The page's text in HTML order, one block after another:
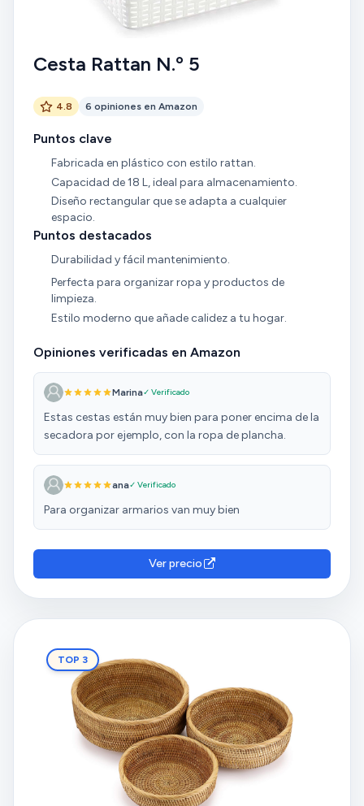
Cesta Rattan N.º 5
4.8 6 opiniones en Amazon
Puntos clave
Fabricada en plástico con estilo rattan.
Capacidad de 18 L, ideal para almacenamiento.
Diseño rectangular que se adapta a cualquier
espacio.
Puntos destacados
Durabilidad y fácil mantenimiento.
Perfecta para organizar ropa y productos de
limpieza.
Estilo moderno que añade calidez a tu hogar.
Opiniones verificadas en Amazon
Marina✓ Verificado
Estas cestas están muy bien para poner encima de la
secadora por ejemplo, con la ropa de plancha.
ana✓ Verificado
Para organizar armarios van muy bien
Ver precio
TOP 3